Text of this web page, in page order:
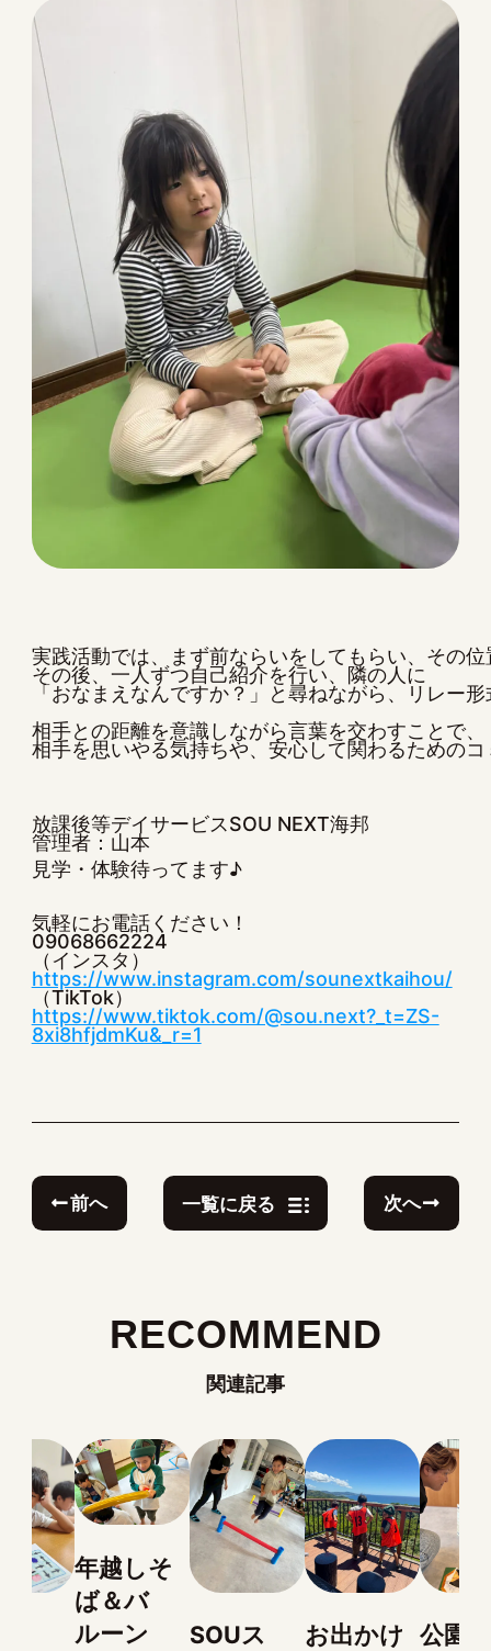
実践活動では、まず前ならいをしてもらい、その
その後、一人ずつ自己紹介を行い、隣の人に
「おなまえなんですか？」と尋ねながら、リレー
相手との距離を意識しながら言葉を交わすことで、
相手を思いやる気持ちや、安心して関わるための
放課後等デイサービスSOU NEXT海邦
管理者：山本
見学・体験待ってます♪
気軽にお電話ください！
09068662224
（インスタ）
https://www.instagram.com/sounextkaihou/
（TikTok）
https://www.tiktok.com/@sou.next?_t=ZS-
8xi8hfjdmKu&_r=1
前へ 一覧に戻る 次へ
RECOMMEND
関連記事
越しそ
＆バ
SOUス お出かけ 公園遊び 図